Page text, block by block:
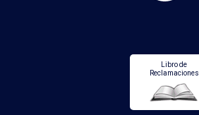
Libro de
Reclamaciones